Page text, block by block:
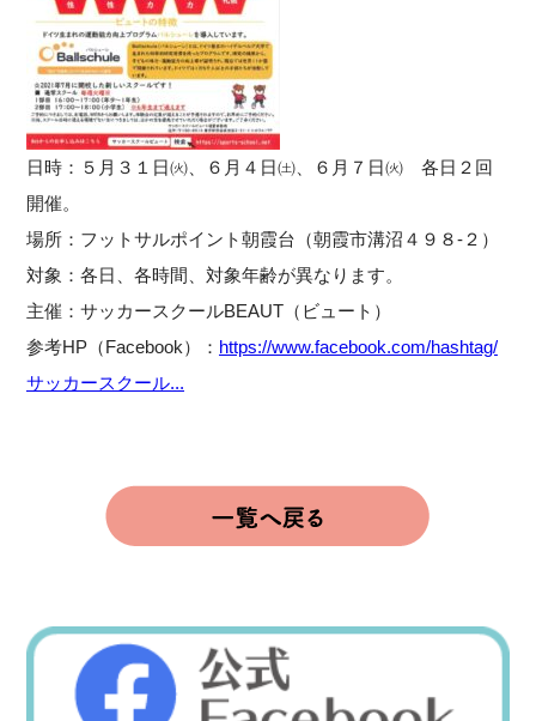
日時：５月３１日㈫、６月４日㈯、６月７日㈫ 各日２回
開催。
場所：フットサルポイント朝霞台（朝霞市溝沼４９８-２）
対象：各日、各時間、対象年齢が異なります。
主催：サッカースクールBEAUT（ビュート）
参考HP（Facebook）： https://www.facebook.com/hashtag/
サッカースクール...